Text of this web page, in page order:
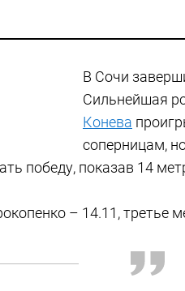
В Сочи
Сильнейшая
Конева
соперницам,
победу, показав 14
– 14.11, третье